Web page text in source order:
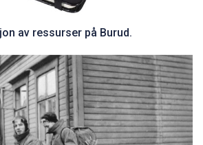
av ressurser på Burud.